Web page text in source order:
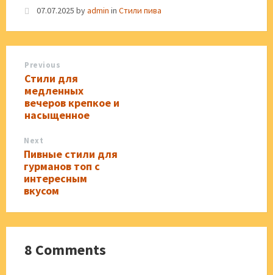
07.07.2025 byadmin in Стили пива
Previous
Стили для
медленных
вечеров крепкое и
насыщенное
Next
Пивные стили для
гурманов топ с
интересным
вкусом
8 Comments